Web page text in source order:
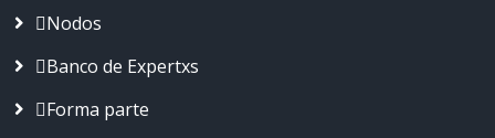
Nodos
Banco de Expertxs
Forma parte